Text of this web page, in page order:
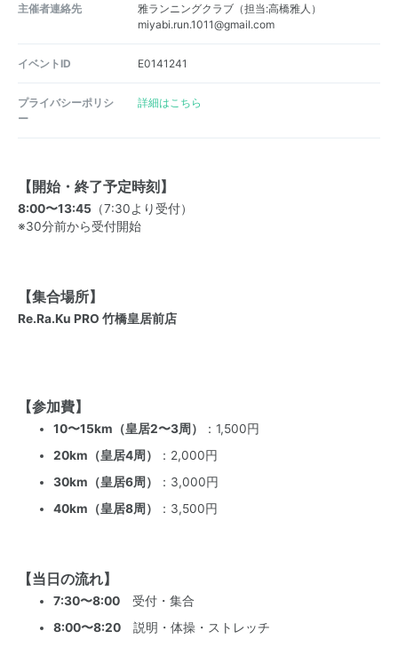
主催者連絡先
雅ランニングクラブ（担当:高橋雅人）
miyabi.run.1011@gmail.com
イベントID E0141241
プライバシーポリシ
ー
詳細はこちら
【開始・終了予定時刻】
8:00〜13:45 （7:30より受付）
※30分前から受付開始
【集合場所】
Re.Ra.Ku PRO 竹橋皇居前店
【参加費】
10〜15km（皇居2〜3周）
：1,500円
20km（皇居4周）
：2,000円
30km（皇居6周）
：3,000円
40km（皇居8周）
：3,500円
【当日の流れ】
7:30〜8:00 受付・集合
8:00〜8:20 説明・体操・ストレッチ